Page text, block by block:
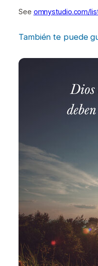
See omnystudio.com/
También te puede